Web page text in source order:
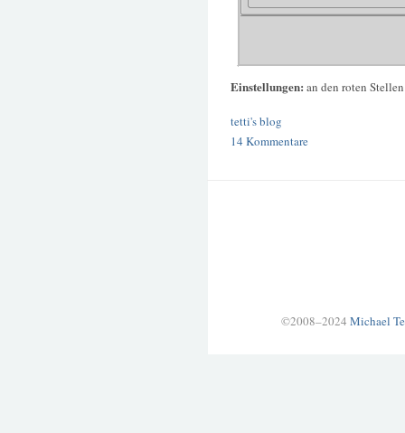
Einstellungen: an den roten
tetti's blog
14 Kommentare
©2008–2024 Michael